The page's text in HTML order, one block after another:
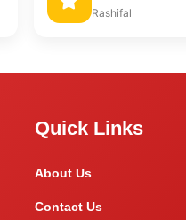
Rashifal
Quick Links
About Us
Contact Us